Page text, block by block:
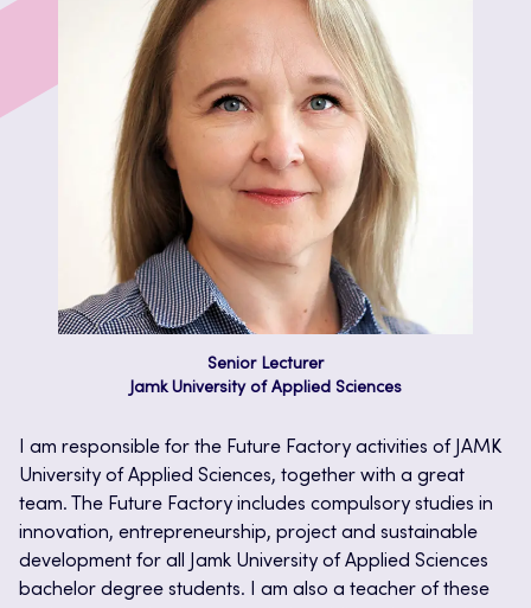
Senior Lecturer
Jamk University of Applied Sciences
I am responsible for the Future Factory activities of JAMK
University of Applied Sciences, together with a great
team. The Future Factory includes compulsory studies in
innovation, entrepreneurship, project and sustainable
development for all Jamk University of Applied Sciences
bachelor degree students. I am also a teacher of these